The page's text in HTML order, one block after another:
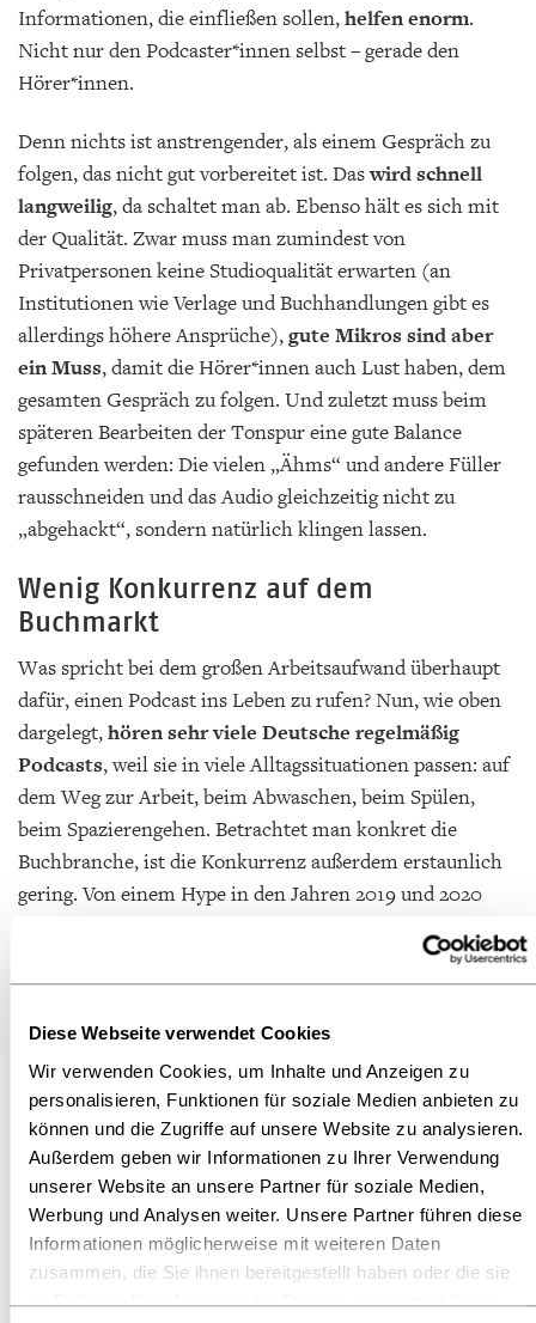
Diese Webseite verwendet Cookies
Wir verwenden Cookies, um Inhalte und Anzeigen zu
personalisieren, Funktionen für soziale Medien anbieten zu
können und die Zugriffe auf unsere Website zu analysieren.
Außerdem geben wir Informationen zu Ihrer Verwendung
unserer Website an unsere Partner für soziale Medien,
Werbung und Analysen weiter. Unsere Partner führen diese
Informationen möglicherweise mit weiteren Daten
zusammen, die Sie ihnen bereitgestellt haben oder die sie
im Rahmen Ihrer Nutzung der Dienste gesammelt haben.
Informationen, die einfließen sollen,helfen enorm.
Nicht nur den Podcaster*innen selbst – gerade den
Hörer*innen.
Denn nichts ist anstrengender, als einem Gespräch zu
folgen, das nicht gut vorbereitet ist. Daswird schnell
langweilig, da schaltet man ab. Ebenso hält es sich mit
der Qualität. Zwar muss man zumindest von
Privatpersonen keine Studioqualität erwarten (an
Institutionen wie Verlage und Buchhandlungen gibt es
allerdings höhere Ansprüche),gute Mikros sind aber
ein Muss, damit die Hörer*innen auch Lust haben, dem
gesamten Gespräch zu folgen. Und zuletzt muss beim
späteren Bearbeiten der Tonspur eine gute Balance
gefunden werden: Die vielen „Ähms“ und andere Füller
rausschneiden und das Audio gleichzeitig nicht zu
„abgehackt“, sondern natürlich klingen lassen.
Wenig Konkurrenz auf dem
Buchmarkt
Was spricht bei dem großen Arbeitsaufwand überhaupt
dafür, einen Podcast ins Leben zu rufen? Nun, wie oben
dargelegt,hören sehr viele Deutsche regelmäßig
Podcasts, weil sie in viele Alltagssituationen passen: auf
dem Weg zur Arbeit, beim Abwaschen, beim Spülen,
beim Spazierengehen. Betrachtet man konkret die
Buchbranche, ist die Konkurrenz außerdem erstaunlich
gering. Von einem Hype in den Jahren 2019 und 2020
Podcasts haben, namentlich sind das zum Beispiel
Hanser Rauschen und Long Story Short von Penguin
Random House. Die meisten deutschsprachigen Buch-
FAZ hat einen erfolgreichen Podcast, der seit 2019
wöchentlich bespielt wird.
DieKonkurrenz ist auf Verlags- und
Buchhandlungsebene aber entsprechendgering. Wenn
man zudem nicht nur simpel verlagseigene Bücher
bewirbt, sondern beispielweise Autor*innen interviewt
oder Einblicke hinter die Kulissen eines Verlags liefert,